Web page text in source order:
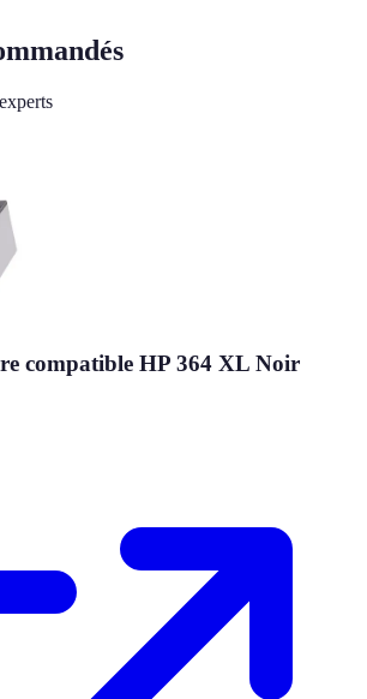
compatible HP 364 XL Noir